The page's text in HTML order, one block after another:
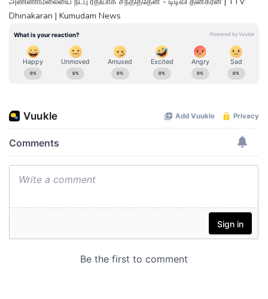
Dhinakaran | Kumudam News